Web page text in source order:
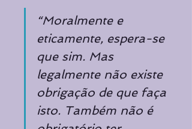
“Moralmente e
eticamente, espera-se
que sim. Mas
legalmente não existe
obrigação de que faça
isto. Também não é